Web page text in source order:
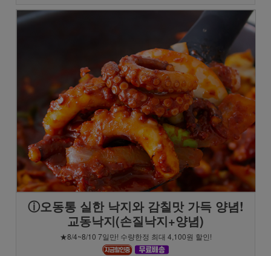
ⓘ오동통 실한 낙지와 감칠맛 가득 양념!
교동낙지(손질낙지+양념)
★8/4~8/10 7일만! 수량한정 최대 4,100원 할인!